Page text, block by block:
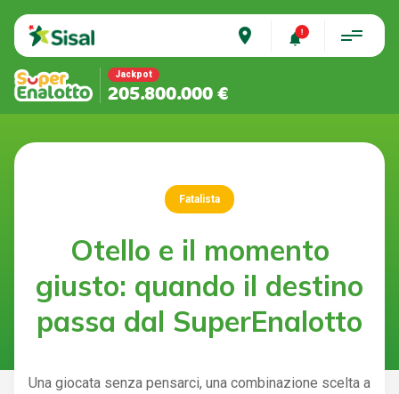
place
Jackpot
205.800.000 €
Fatalista
Otello e il momento
giusto: quando il destino
passa dal SuperEnalotto
Una giocata senza pensarci, una combinazione scelta a